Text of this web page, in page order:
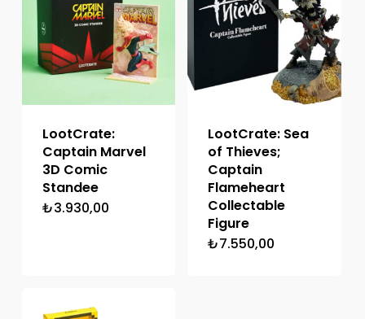
LootCrate:
Captain Marvel
3D Comic
Standee
₺3.930,00
LootCrate: Sea
of Thieves;
Captain
Flameheart
Collectable
Figure
₺7.550,00